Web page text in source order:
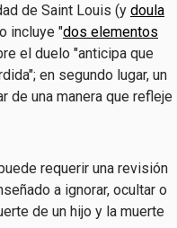
de Saint Louis (y doula
incluye "dos elementos
el duelo "anticipa que
en segundo lugar, un
de una manera que refleje
requerir una revisión
a ignorar, ocultar o
de un hijo y la muerte